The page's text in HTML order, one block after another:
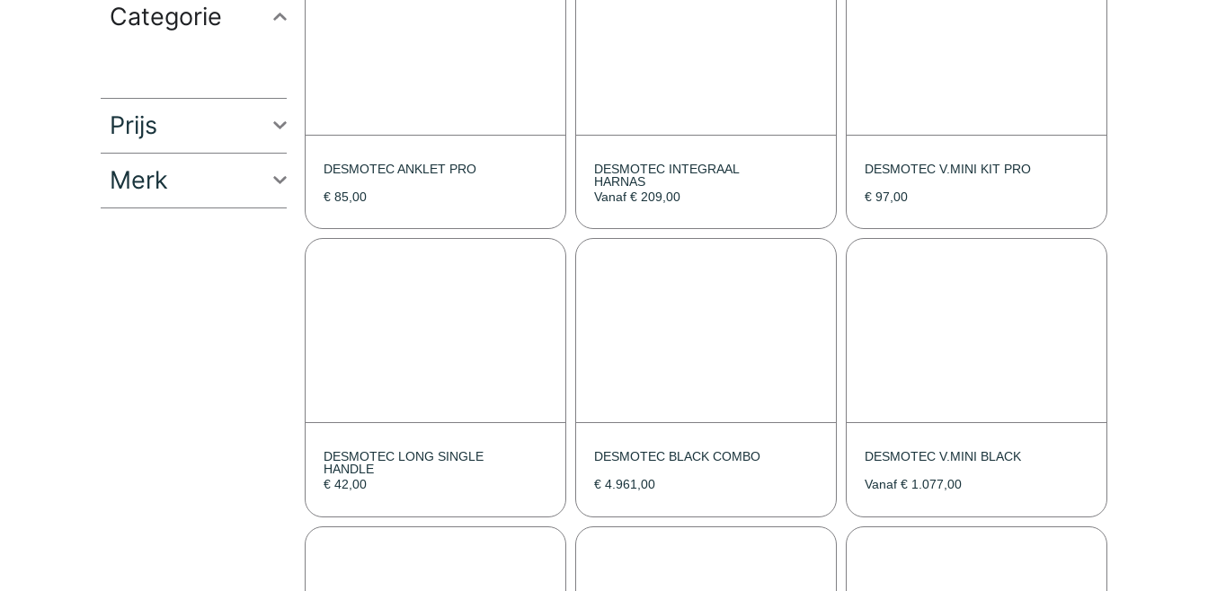
Categorie
Prijs
Merk
DESMOTEC ANKLET PRO
€ 85,00
DESMOTEC INTEGRAAL
HARNAS
Vanaf€ 209,00
DESMOTEC V.MINI KIT PRO
€ 97,00
DESMOTEC LONG SINGLE
HANDLE
€ 42,00
DESMOTEC BLACK COMBO
€ 4.961,00
DESMOTEC V.MINI BLACK
Vanaf€ 1.077,00